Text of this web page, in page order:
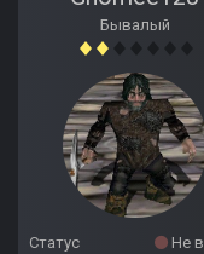
Бывалый
Статус
Не